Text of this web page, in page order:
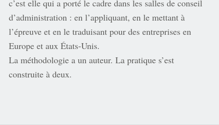
c’est elle qui a porté le cadre dans les salles de conseil
d’administration : en l’appliquant, en le mettant à
l’épreuve et en le traduisant pour des entreprises en
Europe et aux États-Unis.
La méthodologie a un auteur. La pratique s’est
construite à deux.